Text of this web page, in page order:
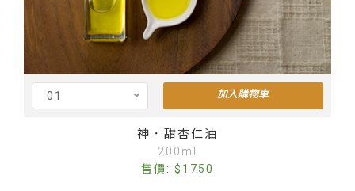
01 加入購物車
神．甜杏仁油
200ml
售價: $1750